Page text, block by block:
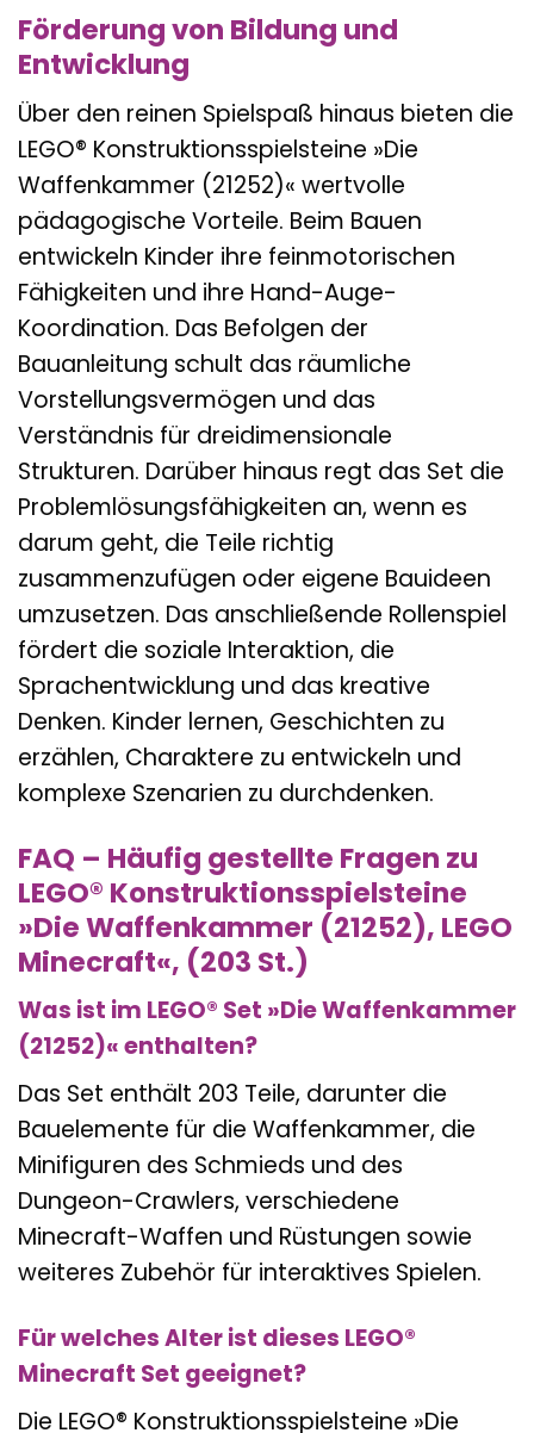
Förderung von Bildung und
Entwicklung
Über den reinen Spielspaß hinaus bieten die
LEGO® Konstruktionsspielsteine »Die
Waffenkammer (21252)« wertvolle
pädagogische Vorteile. Beim Bauen
entwickeln Kinder ihre feinmotorischen
Fähigkeiten und ihre Hand-Auge-
Koordination. Das Befolgen der
Bauanleitung schult das räumliche
Vorstellungsvermögen und das
Verständnis für dreidimensionale
Strukturen. Darüber hinaus regt das Set die
Problemlösungsfähigkeiten an, wenn es
darum geht, die Teile richtig
zusammenzufügen oder eigene Bauideen
umzusetzen. Das anschließende Rollenspiel
fördert die soziale Interaktion, die
Sprachentwicklung und das kreative
Denken. Kinder lernen, Geschichten zu
erzählen, Charaktere zu entwickeln und
komplexe Szenarien zu durchdenken.
FAQ – Häufig gestellte Fragen zu
LEGO® Konstruktionsspielsteine
»Die Waffenkammer (21252), LEGO
Minecraft«, (203 St.)
Was ist im LEGO® Set »Die Waffenkammer
(21252)« enthalten?
Das Set enthält 203 Teile, darunter die
Bauelemente für die Waffenkammer, die
Minifiguren des Schmieds und des
Dungeon-Crawlers, verschiedene
Minecraft-Waffen und Rüstungen sowie
weiteres Zubehör für interaktives Spielen.
Für welches Alter ist dieses LEGO®
Minecraft Set geeignet?
Die LEGO® Konstruktionsspielsteine »Die